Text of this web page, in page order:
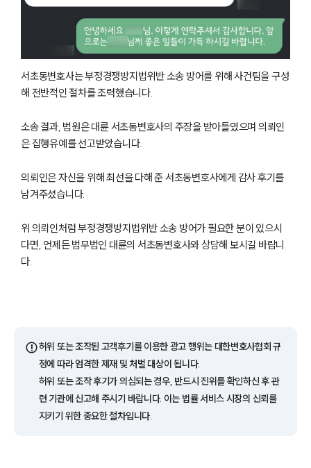
그룹소개
대륜의 강점
오시는 길
글로벌 파트너 로펌
고객의 소리
통합검색
서초동변호사는 부정경쟁방지법위반 소송 방어를 위해 사건팀을 구성
해 전반적인 절차를 조력했습니다.
소송 결과, 법원은 대륜 서초동변호사의 주장을 받아들였으며 의뢰인
은 집행유예를 선고받았습니다.
의뢰인은 자신을 위해 최선을 다해 준 서초동변호사에게 감사 후기를
남겨주셨습니다.
위 의뢰인처럼 부정경쟁방지법위반 소송 방어가 필요한 분이 있으시
다면, 언제든 법무법인 대륜의 서초동변호사와 상담해 보시길 바랍니
다.
⚠️허위 또는 조작된 고객후기를 이용한 광고 행위는 대한변호사협회 규
정에 따라 엄격한 제재 및 처벌 대상이 됩니다.
허위 또는 조작 후기가 의심되는 경우, 반드시 진위를 확인하신 후 관
련 기관에 신고해 주시기 바랍니다. 이는 법률 서비스 시장의 신뢰를
지키기 위한 중요한 절차입니다.